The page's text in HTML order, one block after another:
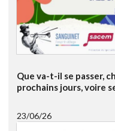
Que va-t-il se passer,
prochains jours, voire
23/06/26